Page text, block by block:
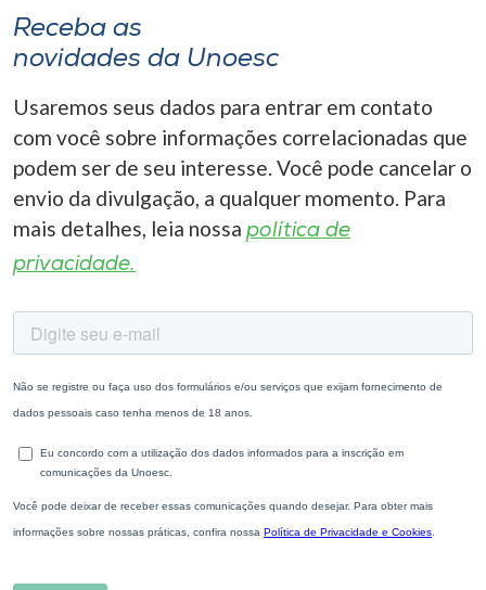
Receba as
novidades da Unoesc
Usaremos seus dados para entrar em contato
com você sobre informações correlacionadas que
podem ser de seu interesse. Você pode cancelar o
envio da divulgação, a qualquer momento. Para
mais detalhes, leia nossa política de
privacidade.